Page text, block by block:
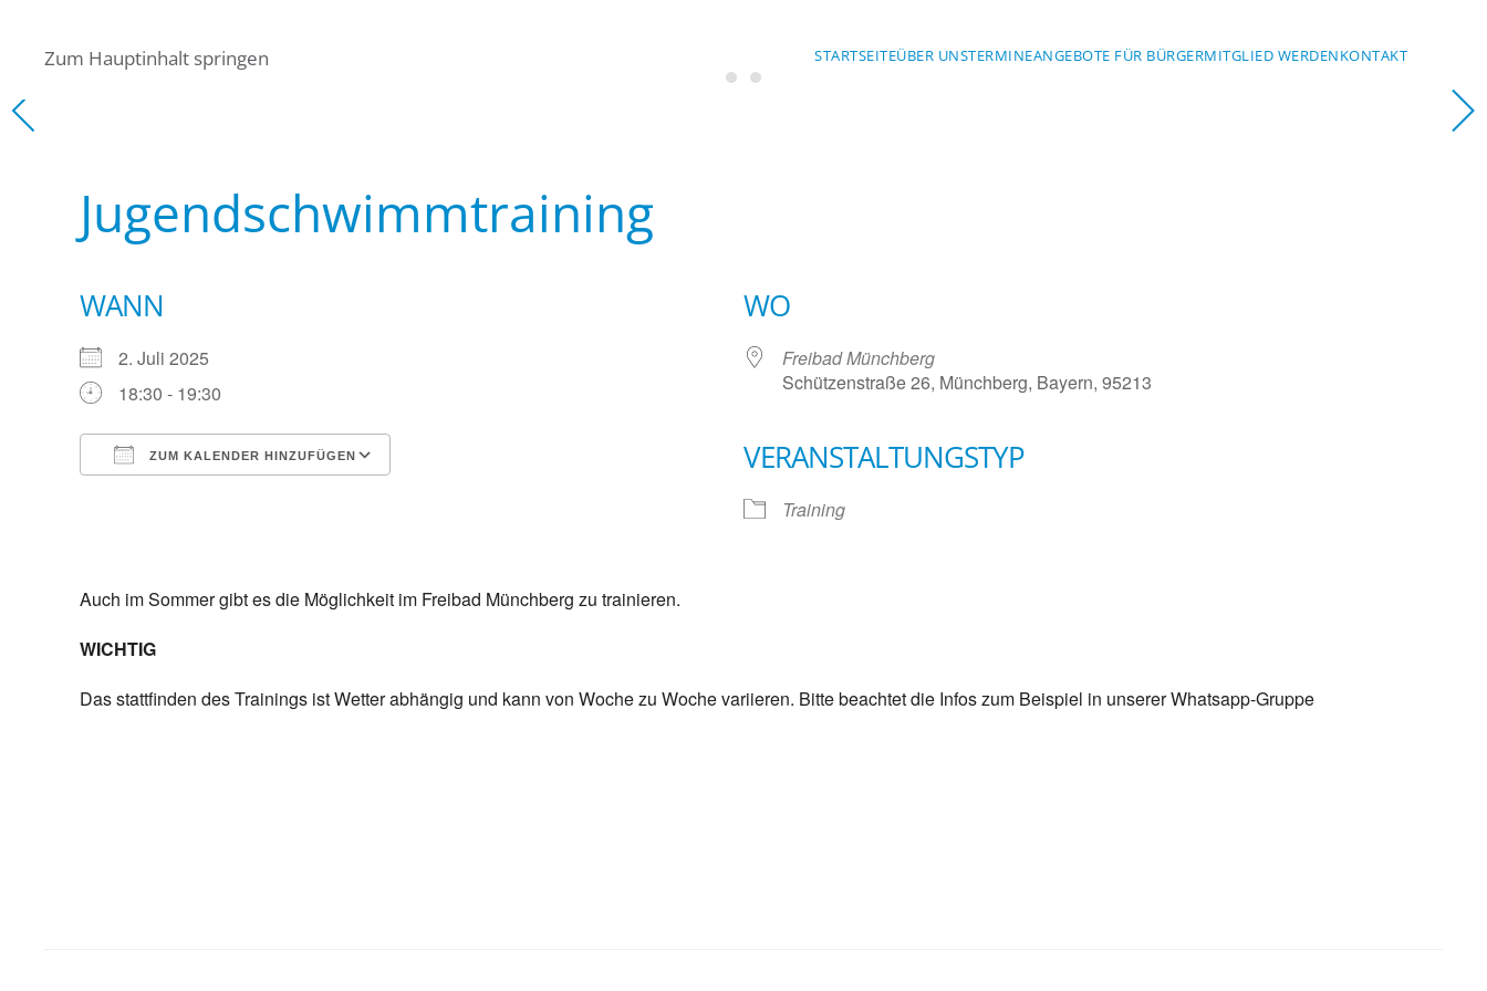
Zum Hauptinhalt springen STARTSEITEÜBER UNSTERMINEANGEBOTE FÜR BÜRGERMITGLIED WERDENKONTAKT
Wasserwacht Bayern
Jugendschwimmtraining
WANN
2. Juli 2025
18:30 - 19:30
ZUM KALENDER HINZUFÜGEN
iCalendar
WO
Freibad Münchberg
Schützenstraße 26, Münchberg, Bayern, 95213
VERANSTALTUNGSTYP
Training
Auch im Sommer gibt es die Möglichkeit im Freibad Münchberg zu trainieren.
WICHTIG
Das stattfinden des Trainings ist Wetter abhängig und kann von Woche zu Woche variieren. Bitte beachtet die Infos zum Beispiel in unserer Whatsapp-Gruppe